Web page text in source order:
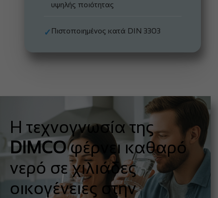
υψηλής ποιότητας
✓ Πιστοποιημένος κατά DIN 3303
Η τεχνογνωσία της
DIMCOφέρνει καθαρό
νερό σε χιλιάδες
οικογένειες στην